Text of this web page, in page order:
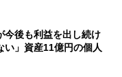
今後も利益を出し続け
い」資産11億円の個人